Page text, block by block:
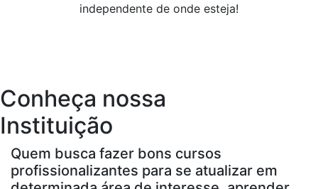
independente de onde esteja!
Conheça nossa
Instituição
Quem busca fazer bons cursos
profissionalizantes para se atualizar em